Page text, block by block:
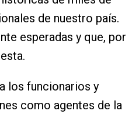
de nuestro país.
esperadas y que, por
los funcionarios y
como agentes de la